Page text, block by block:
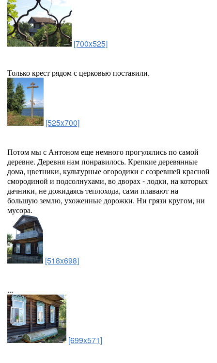
[700x525]
Только крест рядом с церковью поставили.
[525x700]
Потом мы с Антоном еще немного прогулялись по самой
деревне. Деревня нам понравилось. Крепкие деревянные
дома, цветники, культурные огородики с созревшей красной
смородиной и подсолнухами, во дворах - лодки, на которых
дачники, не дожидаясь теплохода, сами плавают на
большую землю, ухоженные дорожки. Ни грязи кругом, ни
мусора.
[518x698]
...
[699x571]